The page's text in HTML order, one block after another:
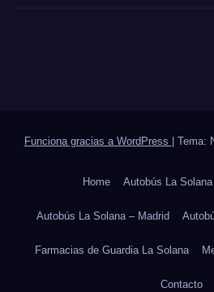
Funciona gracias a WordPress Tema:
Home Autobús La
Autobús La Solana – Madrid
Farmacias de Guardia La Solana
Contacto